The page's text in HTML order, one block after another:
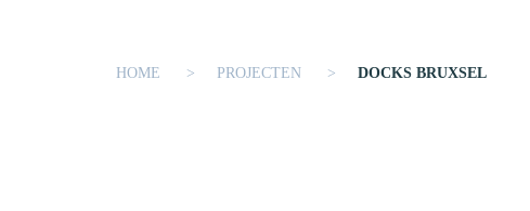
HOME PROJECTEN DOCKS BRUXSEL